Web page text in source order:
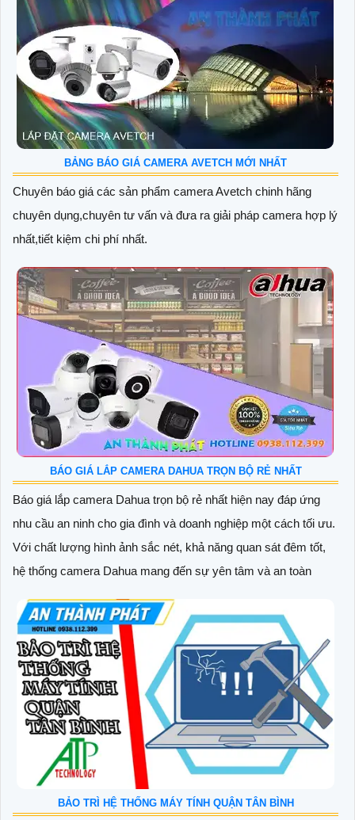
BẢNG BÁO GIÁ CAMERA AVETCH MỚI NHẤT
Chuyên báo giá các sản phẩm camera Avetch chinh hãng
chuyên dụng,chuyên tư vấn và đưa ra giải pháp camera hợp lý
nhất,tiết kiệm chi phí nhất.
BÁO GIÁ LẮP CAMERA DAHUA TRỌN BỘ RẺ NHẤT
Báo giá lắp camera Dahua trọn bộ rẻ nhất hiện nay đáp ứng
nhu cầu an ninh cho gia đình và doanh nghiệp một cách tối ưu.
Với chất lượng hình ảnh sắc nét, khả năng quan sát đêm tốt,
hệ thống camera Dahua mang đến sự yên tâm và an toàn
BẢO TRÌ HỆ THỐNG MÁY TÍNH QUẬN TÂN BÌNH